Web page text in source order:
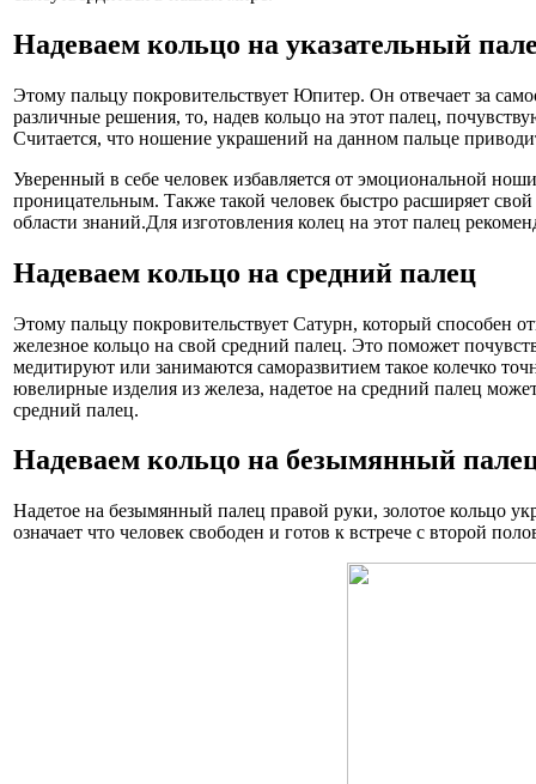
Надеваем кольцо на указательный
Этому пальцу покровительствует Юпитер. Он отвечает за
различные решения, то, надев кольцо на этот палец,
Считается, что ношение украшений на данном пальце
Уверенный в себе человек избавляется от эмоциональной
проницательным. Также такой человек быстро расширяет
области знаний.Для изготовления колец на этот палец
Надеваем кольцо на средний палец
Этому пальцу покровительствует Сатурн, который способен
железное кольцо на свой средний палец. Это поможет
медитируют или занимаются саморазвитием такое колечко
ювелирные изделия из железа, надетое на средний палец
средний палец.
Надеваем кольцо на безымянный
Надетое на безымянный палец правой руки, золотое кольцо
означает что человек свободен и готов к встрече с второй